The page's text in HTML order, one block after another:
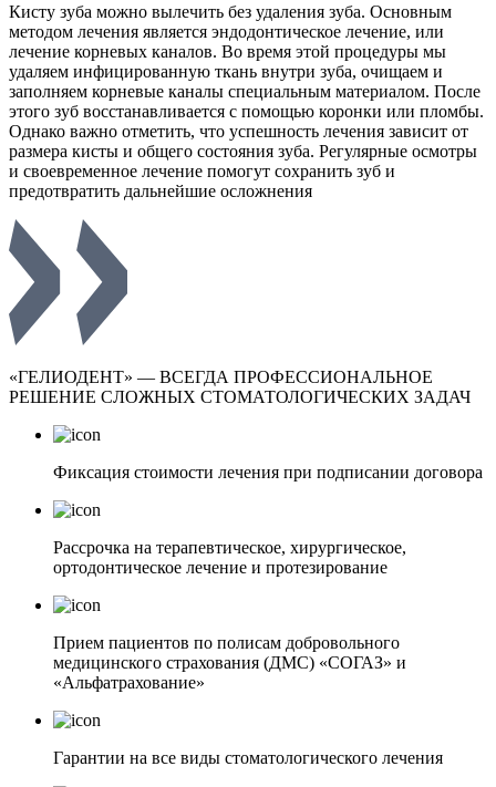
Кисту зуба можно вылечить без удаления зуба. Основным
методом лечения является эндодонтическое лечение, или
лечение корневых каналов. Во время этой процедуры мы
удаляем инфицированную ткань внутри зуба, очищаем и
заполняем корневые каналы специальным материалом. После
этого зуб восстанавливается с помощью коронки или пломбы.
Однако важно отметить, что успешность лечения зависит от
размера кисты и общего состояния зуба. Регулярные осмотры
и своевременное лечение помогут сохранить зуб и
предотвратить дальнейшие осложнения
«ГЕЛИОДЕНТ» — ВСЕГДА ПРОФЕССИОНАЛЬНОЕ
РЕШЕНИЕ СЛОЖНЫХ СТОМАТОЛОГИЧЕСКИХ ЗАДАЧ
Фиксация стоимости лечения при подписании договора
Рассрочка на терапевтическое, хирургическое,
ортодонтическое лечение и протезирование
Прием пациентов по полисам добровольного
медицинского страхования (ДМС) «СОГАЗ» и
«Альфатрахование»
Гарантии на все виды стоматологического лечения